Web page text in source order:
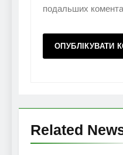
подальших
Related